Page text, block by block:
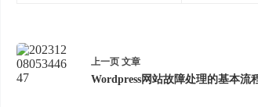
上一页 文章
Wordpress网站故障处理的基本流